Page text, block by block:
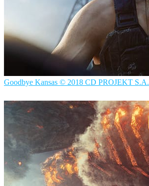
Goodbye Kansas © 2018 CD PROJEKT S.A.
Goodbye Kansas